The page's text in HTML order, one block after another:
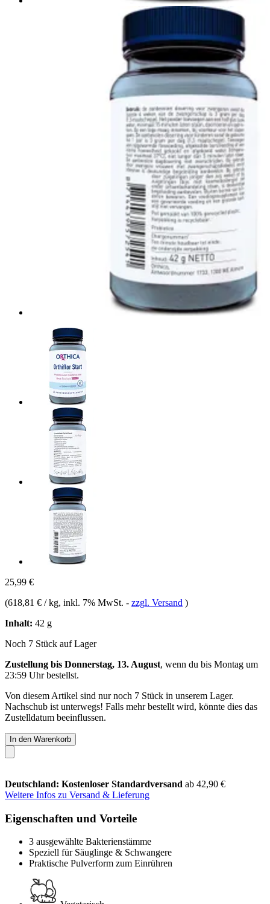
25,99 €
(618,81 € / kg, inkl. 7% MwSt. - zzgl. Versand )
Inhalt: 42 g
Noch 7 Stück auf Lager
Zustellung bis Donnerstag, 13. August, wenn du bis Montag um
23:59 Uhrbestellst.
Von diesem Artikel sind nur noch 7 Stück in unserem Lager.
Nachschub ist unterwegs! Falls mehr bestellt wird, könnte dies das
Zustelldatum beeinflussen.
In den Warenkorb
Deutschland: Kostenloser Standardversand ab 42,90 €
Weitere Infos zu Versand & Lieferung
Eigenschaften und Vorteile
3 ausgewählte Bakterienstämme
Speziell für Säuglinge & Schwangere
Praktische Pulverform zum Einrühren